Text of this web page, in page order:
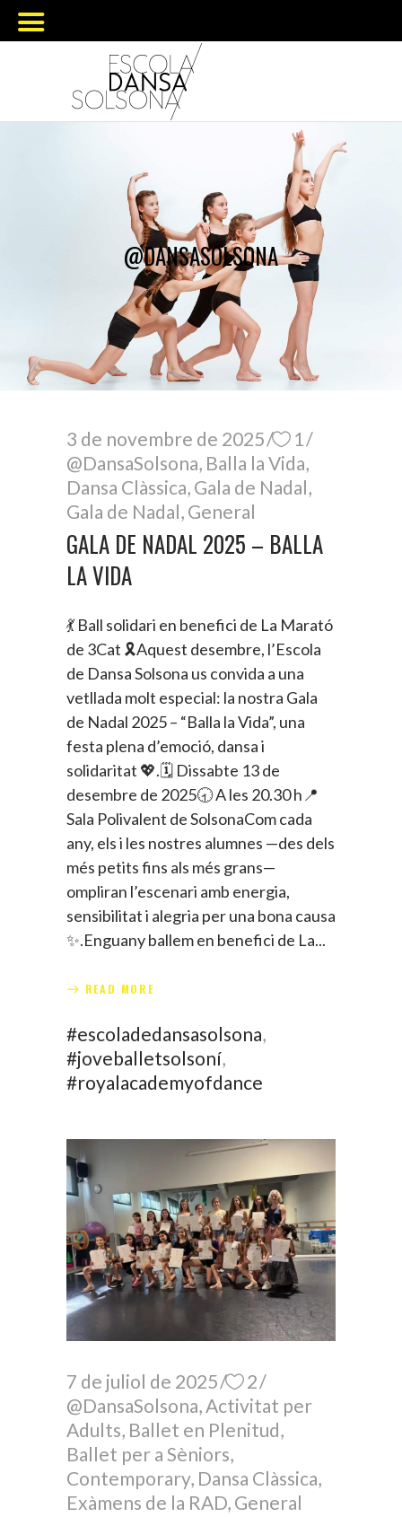
@DANSASOLSONA
3 de novembre de 2025
1
@DansaSolsona, Balla la Vida,
Dansa Clàssica, Gala de Nadal,
Gala de Nadal, General
GALA DE NADAL 2025 – BALLA
LA VIDA
💃 Ball solidari en benefici de La Marató
de 3Cat 🎗️Aquest desembre, l’Escola
de Dansa Solsona us convida a una
vetllada molt especial: la nostra Gala
de Nadal 2025 – “Balla la Vida”, una
festa plena d’emoció, dansa i
solidaritat 💖.🗓️ Dissabte 13 de
desembre de 2025🕣 A les 20.30 h📍
Sala Polivalent de SolsonaCom cada
any, els i les nostres alumnes —des dels
més petits fins als més grans—
ompliran l’escenari amb energia,
sensibilitat i alegria per una bona causa
✨.Enguany ballem en benefici de La
READ MORE
#escoladedansasolsona,
#joveballetsolsoní,
#royalacademyofdance
7 de juliol de 2025
2
@DansaSolsona,Activitat per
Adults, Ballet en Plenitud,
Ballet per a Sèniors,
Contemporary, Dansa Clàssica,
Exàmens de la RAD, General